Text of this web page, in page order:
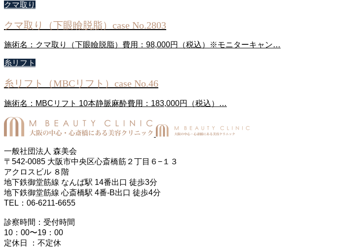
クマ取り
クマ取り（下眼瞼脱脂）case No.2803
施術名：クマ取り（下眼瞼脱脂）費用：98,000円（税込）※モニターキャン…
糸リフト
糸リフト（MBCリフト）case No.46
施術名：MBCリフト 10本静脈麻酔費用：183,000円（税込）…
一般社団法人 森美会
〒542-0085 大阪市中央区心斎橋筋２丁目６−１３
アクロスビル ８階
地下鉄御堂筋線 なんば駅 14番出口 徒歩3分
地下鉄御堂筋線 心斎橋駅 4番-B出口 徒歩4分
TEL：06-6211-6655
診察時間：受付時間
10：00〜19：00
定休日 ：不定休